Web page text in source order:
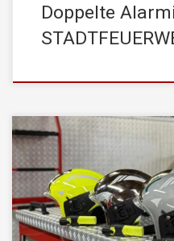
Doppelte
Am Nationalfeiertag war es so
Krumschnabel sowie
übergaben der Freiwilligen
Helme des Modells Dräger
und Stellvertreter Hans-Peter